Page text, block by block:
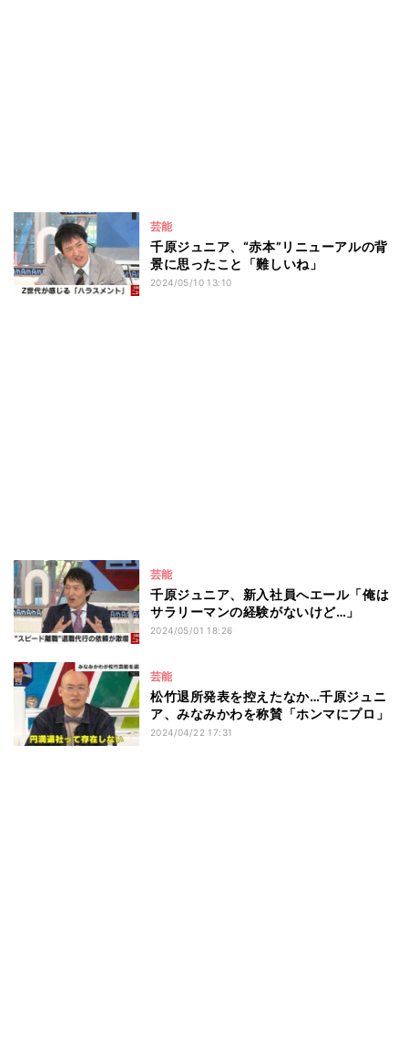
芸能
千原ジュニア、“赤本”リニューアルの背
景に思ったこと「難しいね」
2024/05/10 13:10
芸能
千原ジュニア、新入社員へエール「俺は
サラリーマンの経験がないけど…」
2024/05/01 18:26
芸能
松竹退所発表を控えたなか…千原ジュニ
ア、みなみかわを称賛「ホンマにプロ」
2024/04/22 17:31